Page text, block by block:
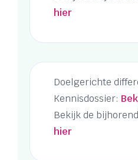
hier
Doelgerichte
Kennisdossier:
Bekijk de
hier